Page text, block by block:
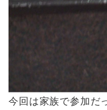
今回は家族で参加だ